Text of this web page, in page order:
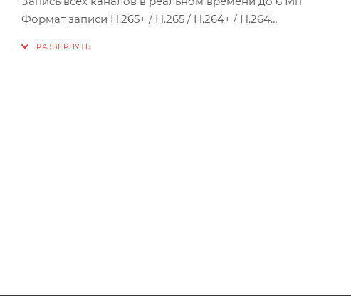
Формат записи H.265+ / H.265 / H.264+ / H.264